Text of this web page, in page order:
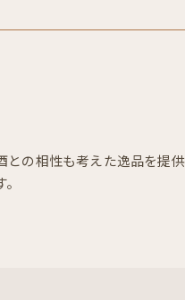
の相性も考えた逸品を提